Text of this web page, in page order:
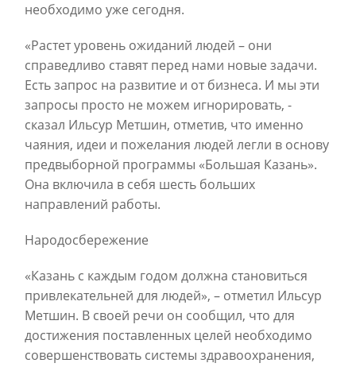
необходимо уже сегодня.
«Растет уровень ожиданий людей – они
справедливо ставят перед нами новые задачи.
Есть запрос на развитие и от бизнеса. И мы эти
запросы просто не можем игнорировать, -
сказал Ильсур Метшин, отметив, что именно
чаяния, идеи и пожелания людей легли в основу
предвыборной программы «Большая Казань».
Она включила в себя шесть больших
направлений работы.
Народосбережение
«Казань с каждым годом должна становиться
привлекательней для людей», – отметил Ильсур
Метшин. В своей речи он сообщил, что для
достижения поставленных целей необходимо
совершенствовать системы здравоохранения,